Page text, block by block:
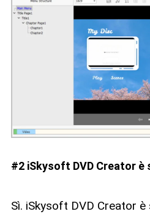
#2 iSkysoft DVD Creator è
Sì. iSkysoft DVD Creator